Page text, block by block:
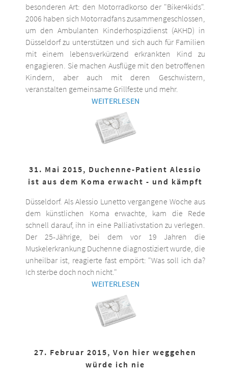
besonderen Art: den Motorradkorso der "Biker4kids".
2006 haben sich Motorradfans zusammengeschlossen,
um den Ambulanten Kinderhospizdienst (AKHD) in
Düsseldorf zu unterstützen und sich auch für Familien
mit einem lebensverkürzend erkrankten Kind zu
engagieren. Sie machen Ausflüge mit den betroffenen
Kindern, aber auch mit deren Geschwistern,
veranstalten gemeinsame Grillfeste und mehr.
WEITERLESEN
31. Mai 2015, Duchenne-Patient Alessio
ist aus dem Koma erwacht - und kämpft
Düsseldorf. Als Alessio Lunetto vergangene Woche aus
dem künstlichen Koma erwachte, kam die Rede
schnell darauf, ihn in eine Palliativstation zu verlegen.
Der 25-Jährige, bei dem vor 19 Jahren die
Muskelerkrankung Duchenne diagnostiziert wurde, die
unheilbar ist, reagierte fast empört: "Was soll ich da?
Ich sterbe doch noch nicht."
WEITERLESEN
27. Februar 2015, Von hier weggehen
würde ich nie